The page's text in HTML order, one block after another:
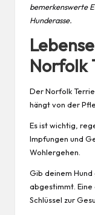
bemerkenswerte
Hunderasse.
Norfolk
Der Norfolk
hängt von der
Es ist wichtig,
Impfungen und
Wohlergehen.
Gib deinem
abgestimmt.
Schlüssel zur